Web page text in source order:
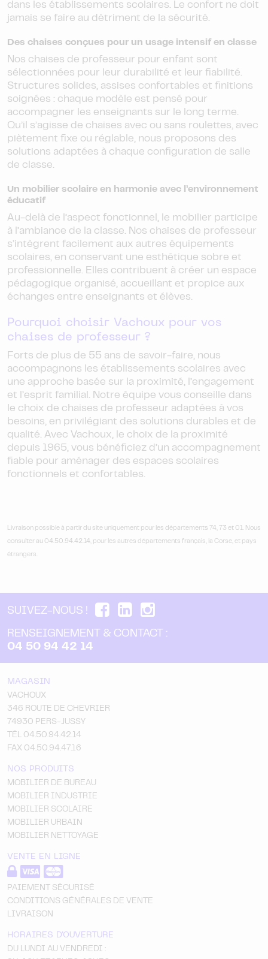
dans les établissements scolaires. Le confort ne doit
jamais se faire au détriment de la sécurité.
Des chaises conçues pour un usage intensif en classe
Nos chaises de professeur pour enfant sont
sélectionnées pour leur durabilité et leur fiabilité.
Structures solides, assises confortables et finitions
soignées : chaque modèle est pensé pour
accompagner les enseignants sur le long terme.
Qu’il s’agisse de chaises avec ou sans roulettes, avec
piètement fixe ou réglable, nous proposons des
solutions adaptées à chaque configuration de salle
de classe.
Un mobilier scolaire en harmonie avec l’environnement
éducatif
Au-delà de l’aspect fonctionnel, le mobilier participe
à l’ambiance de la classe. Nos chaises de professeur
s’intègrent facilement aux autres équipements
scolaires, en conservant une esthétique sobre et
professionnelle. Elles contribuent à créer un espace
pédagogique organisé, accueillant et propice aux
échanges entre enseignants et élèves.
Pourquoi choisir Vachoux pour vos
chaises de professeur ?
Forts de plus de 55 ans de savoir-faire, nous
accompagnons les établissements scolaires avec
une approche basée sur la proximité, l’engagement
et l’esprit familial. Notre équipe vous conseille dans
le choix de chaises de professeur adaptées à vos
besoins, en privilégiant des solutions durables et de
qualité. Avec Vachoux, le choix de la proximité
depuis 1965, vous bénéficiez d’un accompagnement
fiable pour aménager des espaces scolaires
fonctionnels et confortables.
Livraison possible à partir du site uniquement pour les départements 74, 73 et 01. Nous
consulter au 04.50.94.42.14, pour les autres départements français, la Corse, et pays
étrangers.
SUIVEZ-NOUS !
RENSEIGNEMENT & CONTACT :
04 50 94 42 14
MAGASIN
VACHOUX
346 ROUTE DE CHEVRIER
74930 PERS-JUSSY
TÉL 04.50.94.42.14
FAX 04.50.94.47.16
NOS PRODUITS
MOBILIER DE BUREAU
MOBILIER INDUSTRIE
MOBILIER SCOLAIRE
MOBILIER URBAIN
MOBILIER NETTOYAGE
VENTE EN LIGNE
PAIEMENT SÉCURISÉ
CONDITIONS GÉNÉRALES DE VENTE
LIVRAISON
HORAIRES D'OUVERTURE
DU LUNDI AU VENDREDI :